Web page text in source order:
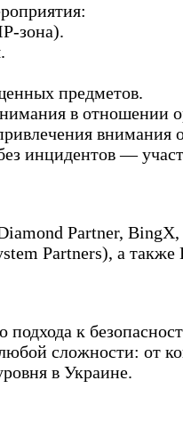
зона).
предметов.
в отношении
внимания
инцидентов —
Partner,
Partners), а
к
сложности: от
в Украине.